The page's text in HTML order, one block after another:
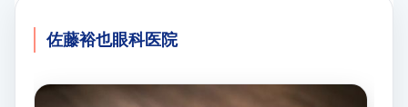
佐藤裕也眼科医院